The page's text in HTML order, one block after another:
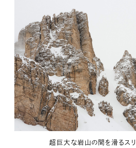
超巨大な岩山の間を滑るス